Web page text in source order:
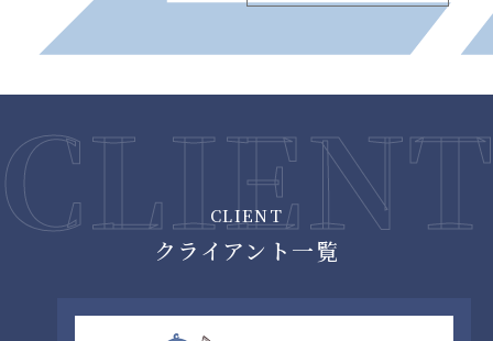
CLIENT
クライアント一覧